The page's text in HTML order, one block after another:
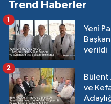
Trend Haberler
Yeni
verildi
1
Bülent
ve
2